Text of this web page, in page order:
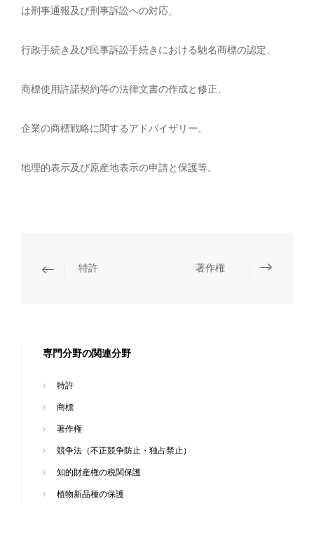
は刑事通報及び刑事訴訟への対応、
行政手続き及び民事訴訟手続きにおける馳名商標の認定、
商標使用許諾契約等の法律文書の作成と修正、
企業の商標戦略に関するアドバイザリー、
地理的表示及び原産地表示の申請と保護等。
特許 著作権
専門分野の関連分野
特許
商標
著作権
競争法（不正競争防止・独占禁止）
知的財産権の税関保護
植物新品種の保護